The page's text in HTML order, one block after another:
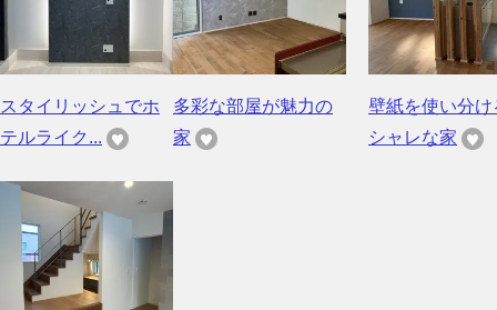
スタイリッシュでホ
テルライク...
多彩な部屋が魅力の
家
壁紙を使い分け
シャレな家